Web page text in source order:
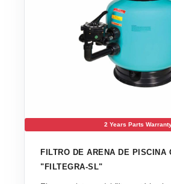
2 Years Parts
FILTRO DE ARENA DE PISCINA
"FILTEGRA-SL"